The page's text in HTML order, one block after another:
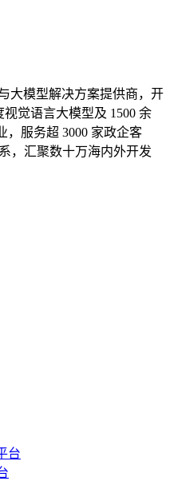
大模型解决方案提供商，开
觉语言大模型及 1500 余
，服务超 3000 家政企客
，汇聚数十万海内外开发
台